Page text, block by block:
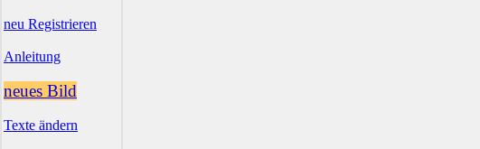
neu Registrieren
Anleitung
neues Bild
Texte ändern